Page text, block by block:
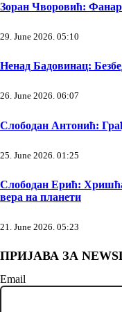
Зоран Чворовић: Фанар
29. June 2026. 05:10
Ненад Бадовинац:
26. June 2026. 06:07
Слободан Антонић:
25. June 2026. 01:25
Слободан Ерић:
вера на планети
21. June 2026. 05:23
ПРИЈАВА ЗА
Email